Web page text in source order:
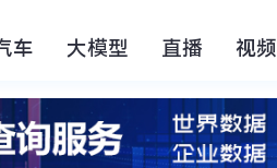
车 大模型 直播 视频